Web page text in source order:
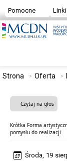
Pomocne Linki
Strona Oferta
Czytaj na głos
Krótka Forma
pomysłu do realizacji
Środa, 19